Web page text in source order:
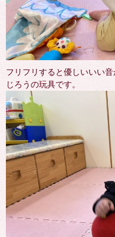
フリフリすると優しいいい
じろうの玩具です。